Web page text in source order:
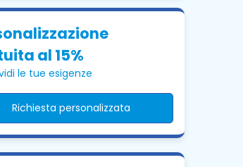
al 15%
le tue esigenze
Richiesta personalizzata